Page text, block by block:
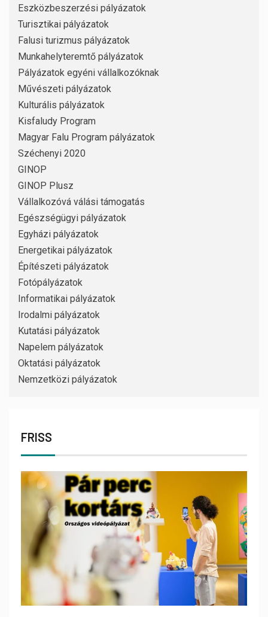
Eszközbeszerzési pályázatok
Turisztikai pályázatok
Falusi turizmus pályázatok
Munkahelyteremtő pályázatok
Pályázatok egyéni vállalkozóknak
Művészeti pályázatok
Kulturális pályázatok
Kisfaludy Program
Magyar Falu Program pályázatok
Széchenyi 2020
GINOP
GINOP Plusz
Vállalkozóvá válási támogatás
Egészségügyi pályázatok
Egyházi pályázatok
Energetikai pályázatok
Építészeti pályázatok
Fotópályázatok
Informatikai pályázatok
Irodalmi pályázatok
Kutatási pályázatok
Napelem pályázatok
Oktatási pályázatok
Nemzetközi pályázatok
FRISS